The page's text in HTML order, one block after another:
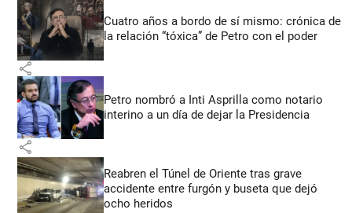
Cuatro años a bordo de sí mismo: crónica de
la relación “tóxica” de Petro con el poder
share
Petro nombró a Inti Asprilla como notario
interino a un día de dejar la Presidencia
share
Reabren el Túnel de Oriente tras grave
accidente entre furgón y buseta que dejó
ocho heridos